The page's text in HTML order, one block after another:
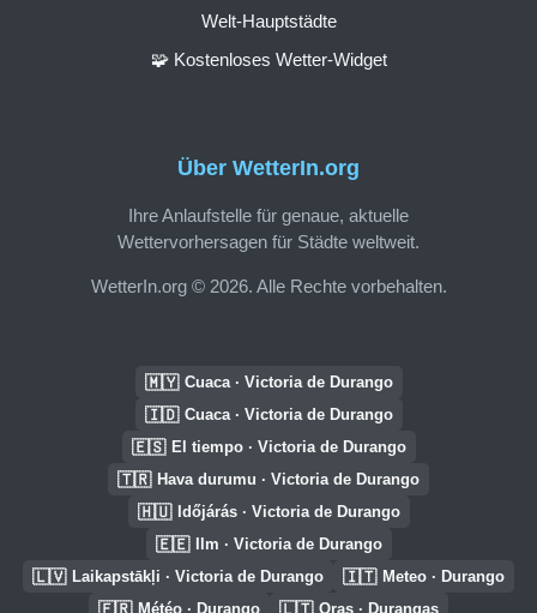
Über WetterIn.org
Ihre Anlaufstelle für genaue, aktuelle
Wettervorhersagen für Städte weltweit.
WetterIn.org © 2026. Alle Rechte vorbehalten.
Welt-Hauptstädte
🧩 Kostenloses Wetter-Widget
🇲🇾 Cuaca · Victoria de Durango
🇮🇩 Cuaca · Victoria de Durango
🇪🇸 El tiempo · Victoria de Durango
🇹🇷 Hava durumu · Victoria de Durango
🇭🇺 Időjárás · Victoria de Durango
🇪🇪 Ilm · Victoria de Durango
🇱🇻 Laikapstākļi · Victoria de Durango 🇮🇹 Meteo · Durango
🇫🇷 Météo · Durango 🇱🇹 Oras · Durangas